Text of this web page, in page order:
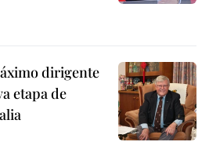
dirigente
etapa de